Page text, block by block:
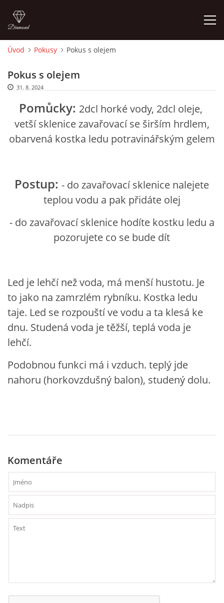
O MĚ
FOTOALBUM
NOVINKY ZE ŠKOLSTVÍ 2025
VZDĚLÁVACÍ BLOK ZÁŘÍ
VZDĚLÁVACÍ BLOK LISTOPAD
VZDĚLÁVACÍ BLOK PROSINEC
VZDĚLÁVACÍ BLOK LEDEN
VZDĚLÁVACÍ BLOK DUBEN
VÝTVARNÉ TECHNIKY
VÝTVARNÉ POMŮCKY
Úvod Pokusy Pokus s olejem
Pokus s olejem
31. 8. 2024
Pomůcky: 2dcl horké vody, 2dcl oleje,
vetší sklenice zavařovací se širším hrdlem,
obarvená kostka ledu potravinářským gelem
Postup: - do zavařovací sklenice nalejete
teplou vodu a pak přidáte olej
- do zavařovací sklenice hodíte kostku ledu a
pozorujete co se bude dít
Led je lehčí než voda, má menší hustotu. Je
to jako na zamrzlém rybníku. Kostka ledu
taje. Led se rozpouští ve vodu a ta klesá ke
dnu. Studená voda je těžší, teplá voda je
lehčí.
Podobnou funkci má i vzduch. teplý jde
nahoru (horkovzdušný balon), studený dolu.
Komentáře